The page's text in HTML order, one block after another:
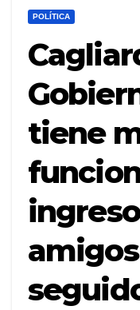
POLÍTICA
tiene